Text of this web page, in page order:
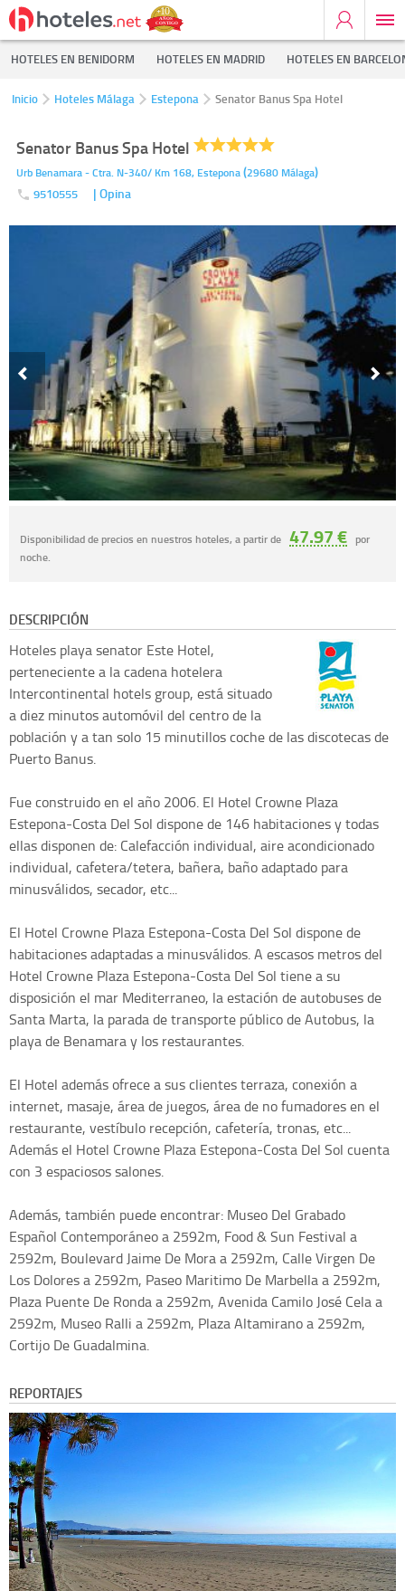
HOTELES EN BENIDORM HOTELES EN MADRID HOTELES EN
Inicio Hoteles Málaga Estepona Senator Banus Spa Hotel
Senator Banus Spa Hotel
Urb Benamara - Ctra. N-340/ Km 168, Estepona(29680 Málaga)
9510555 | Opina
Disponibilidad de precios en nuestros hoteles, a partir de 47.97 € por
noche.
DESCRIPCIÓN
Hoteles playa senator Este Hotel,
perteneciente a la cadena hotelera
Intercontinental hotels group, está situado
a diez minutos automóvil del centro de la
población y a tan solo 15 minutillos coche de las discotecas de
Puerto Banus.
Fue construido en el año 2006. El Hotel Crowne Plaza
Estepona-Costa Del Sol dispone de 146 habitaciones y todas
ellas disponen de: Calefacción individual, aire acondicionado
individual, cafetera/tetera, bañera, baño adaptado para
minusválidos, secador, etc...
El Hotel Crowne Plaza Estepona-Costa Del Sol dispone de
habitaciones adaptadas a minusválidos. A escasos metros del
Hotel Crowne Plaza Estepona-Costa Del Sol tiene a su
disposición el mar Mediterraneo, la estación de autobuses de
Santa Marta, la parada de transporte público de Autobus, la
playa de Benamara y los restaurantes.
El Hotel además ofrece a sus clientes terraza, conexión a
internet, masaje, área de juegos, área de no fumadores en el
restaurante, vestíbulo recepción, cafetería, tronas, etc...
Además el Hotel Crowne Plaza Estepona-Costa Del Sol cuenta
con 3 espaciosos salones.
Además, también puede encontrar: Museo Del Grabado
Español Contemporáneo a 2592m, Food & Sun Festival a
2592m, Boulevard Jaime De Mora a 2592m, Calle Virgen De
Los Dolores a 2592m, Paseo Maritimo De Marbella a 2592m,
Plaza Puente De Ronda a 2592m, Avenida Camilo José Cela a
2592m, Museo Ralli a 2592m, Plaza Altamirano a 2592m,
Cortijo De Guadalmina.
REPORTAJES